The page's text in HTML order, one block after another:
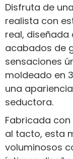
Disfruta de
realista con
real,
acabados de
sensaciones
moldeado en
una
seductora.
Fabricada
al tacto, esta
voluminosos